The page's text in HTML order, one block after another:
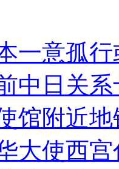
一意孤
中日关
馆附近
大使西